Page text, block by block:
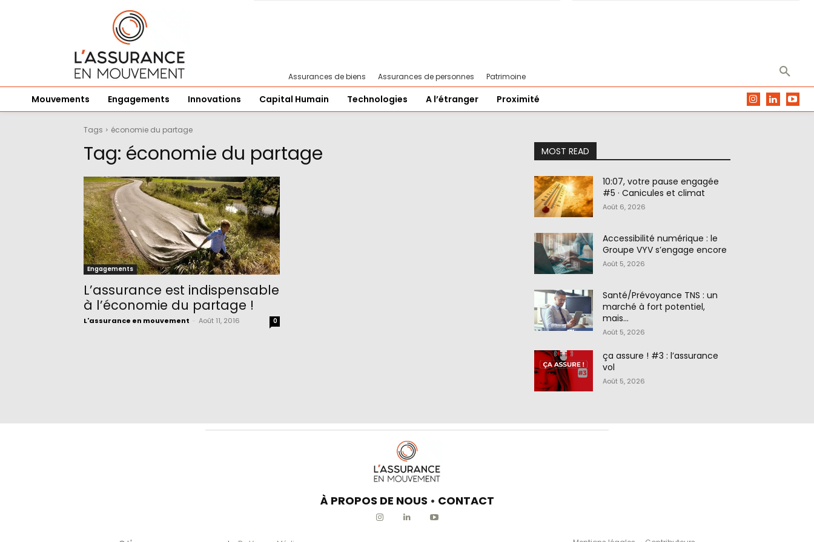
Assurances de biens Assurances de personnes Patrimoine
Mouvements Engagements Innovations Capital Humain Technologies A l’étranger Proximité
Tags économie du partage
Tag: économie du partage
Engagements
L’assurance est indispensable
à l’économie du partage !
L'assurance en mouvement Août 11, 2016 0
MOST READ
10:07, votre pause engagée
#5 · Canicules et climat
Août 6, 2026
Accessibilité numérique : le
Groupe VYV s’engage encore
Août 5, 2026
Santé/Prévoyance TNS : un
marché à fort potentiel,
mais…
Août 5, 2026
ça assure ! #3 : l’assurance
vol
Août 5, 2026
À PROPOS DE NOUS • CONTACT